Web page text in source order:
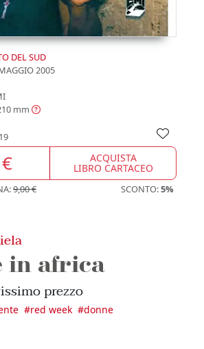
DEL SUD
2005
mm
ACQUISTA
LIBRO CARTACEO
9,00 € SCONTO:5%
in africa
prezzo
#red week #donne